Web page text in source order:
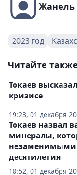
Жанель
2023 год
Читайте также
19:23, 01 декабря
Токаев
кризисе
18:52, 01 декабря
Токаев назвал
минералы,
десятилетия